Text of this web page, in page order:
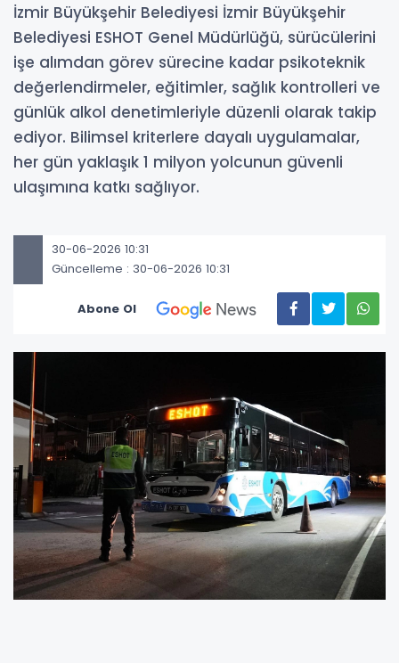
İzmir Büyükşehir Belediyesi İzmir Büyükşehir
Belediyesi ESHOT Genel Müdürlüğü, sürücülerini
işe alımdan görev sürecine kadar psikoteknik
değerlendirmeler, eğitimler, sağlık kontrolleri ve
günlük alkol denetimleriyle düzenli olarak takip
ediyor. Bilimsel kriterlere dayalı uygulamalar,
her gün yaklaşık 1 milyon yolcunun güvenli
ulaşımına katkı sağlıyor.
30-06-2026 10:31
Güncelleme : 30-06-2026 10:31
Abone Ol